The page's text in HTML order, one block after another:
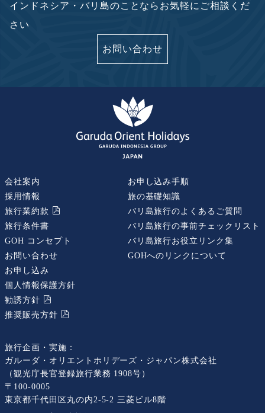
インドネシア・バリ島のことならお気軽にご相談くだ
さい
お問い合わせ
会社案内
採用情報
旅行業約款
旅行条件書
GOH コンセプト
お問い合わせ
お申し込み
個人情報保護方針
勧誘⽅針
推奨販売⽅針
お申し込み手順
旅の基礎知識
バリ島旅行のよくあるご質問
バリ島旅行の事前チェックリスト
バリ島旅行お役立リンク集
GOHへのリンクについて
旅行企画・実施：
ガルーダ・オリエントホリデーズ・ジャパン株式会社
（観光庁長官登録旅行業務 1908号）
〒100-0005
東京都千代田区丸の内2-5-2 三菱ビル8階